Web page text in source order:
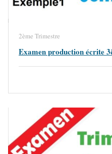
2ème Trimestre
Examen production écrite